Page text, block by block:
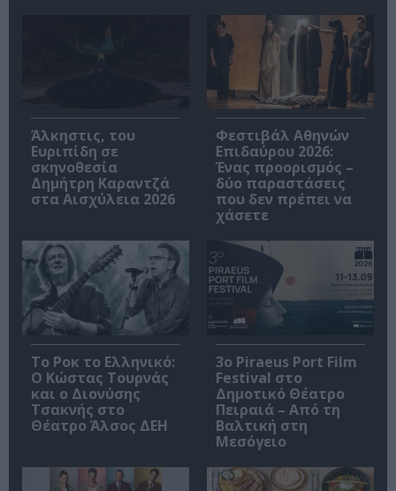
Άλκηστις, του
Ευριπίδη σε
σκηνοθεσία
Δημήτρη Καραντζά
στα Αισχύλεια 2026
Φεστιβάλ Αθηνών
Επιδαύρου 2026:
Ένας προορισμός –
δύο παραστάσεις
που δεν πρέπει να
χάσετε
Το Ροκ το Ελληνικό:
Ο Κώστας Τουρνάς
και ο Διονύσης
Τσακνής στο
Θέατρο Άλσος ΔΕΗ
3o Piraeus Port Film
Festival στο
Δημοτικό Θέατρο
Πειραιά – Από τη
Βαλτική στη
Μεσόγειο